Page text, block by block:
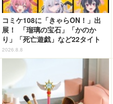
コミケ108に「きゃらON！」出
展！ 「瑠璃の宝石」「かのか
り」「死亡遊戯」など22タイト
ル・350種以上のグッズ販売
2026.8.8